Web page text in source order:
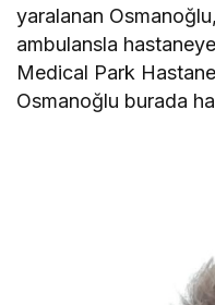
yaralanan
ambulansla
Medical Park
Osmanoğlu burada